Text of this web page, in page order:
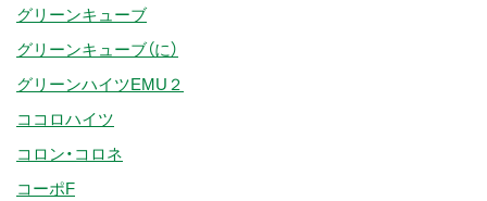
グリーンキューブ
グリーンキューブ（に）
グリーンハイツEMU２
ココロハイツ
コロン・コロネ
コーポF